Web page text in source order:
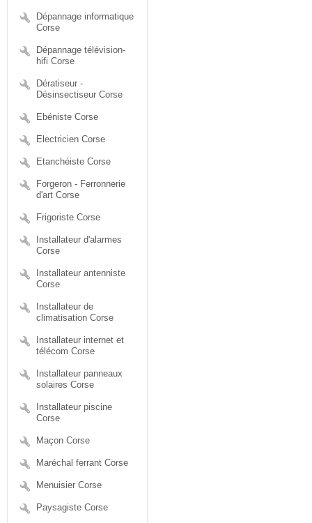
Dépannage informatique
Corse
Dépannage télévision-
hifi Corse
Dératiseur -
Désinsectiseur Corse
Ebéniste Corse
Electricien Corse
Etanchéiste Corse
Forgeron - Ferronnerie
d'art Corse
Frigoriste Corse
Installateur d'alarmes
Corse
Installateur antenniste
Corse
Installateur de
climatisation Corse
Installateur internet et
télécom Corse
Installateur panneaux
solaires Corse
Installateur piscine
Corse
Maçon Corse
Maréchal ferrant Corse
Menuisier Corse
Paysagiste Corse